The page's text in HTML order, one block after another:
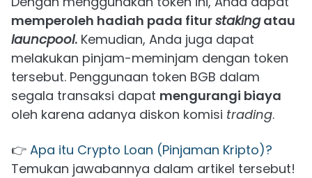
memperoleh hadiah pada fiturstakingatau
launcpool. Kemudian, Anda juga dapat
melakukan pinjam-meminjam dengan token
tersebut. Penggunaan token BGB dalam
segala transaksi dapat mengurangi biaya
oleh karena adanya diskon komisi trading.
👉 Apa itu Crypto Loan (Pinjaman Kripto)?
Temukan jawabannya dalam artikel tersebut!